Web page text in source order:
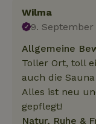
Wilma
9. September
Allgemeine
Toller Ort, toll
auch die
Alles ist neu
gepflegt!
Natur, Ruhe &